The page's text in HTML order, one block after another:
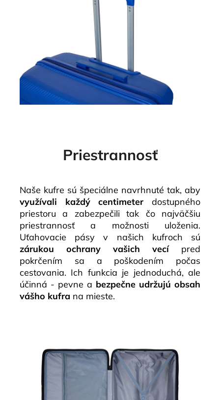
Priestrannosť
Naše kufre sú špeciálne navrhnuté tak, aby
využívali každý centimeter dostupného
priestoru a zabezpečili tak čo najväčšiu
priestrannosť a možnosti uloženia.
Uťahovacie pásy v našich kufroch sú
zárukou ochrany vašich vecípred
pokrčením sa a poškodením počas
cestovania. Ich funkcia je jednoduchá, ale
účinná - pevne a bezpečne udržujú obsah
vášho kufra na mieste.